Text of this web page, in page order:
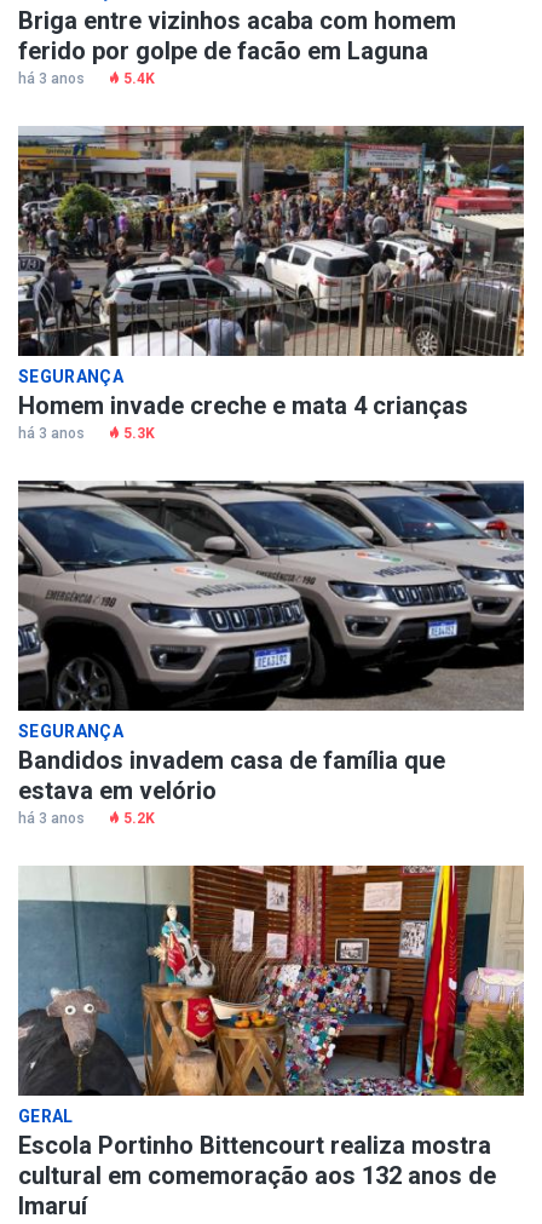
Briga entre vizinhos acaba com homem
ferido por golpe de facão em Laguna
há 3 anos 5.4K
SEGURANÇA
Homem invade creche e mata 4 crianças
há 3 anos 5.3K
SEGURANÇA
Bandidos invadem casa de família que
estava em velório
há 3 anos 5.2K
GERAL
Escola Portinho Bittencourt realiza mostra
cultural em comemoração aos 132 anos de
Imaruí